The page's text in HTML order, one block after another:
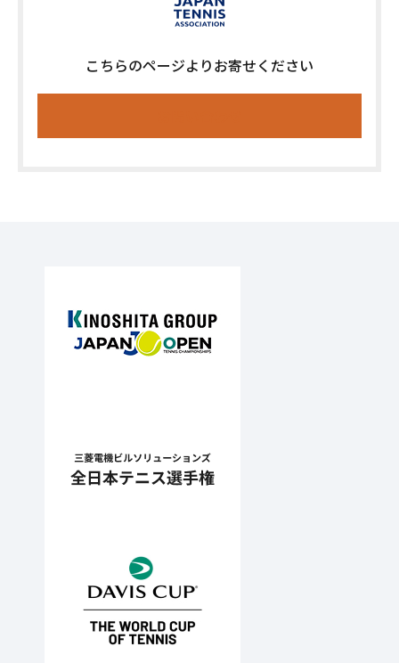
こちらのページよりお寄せください